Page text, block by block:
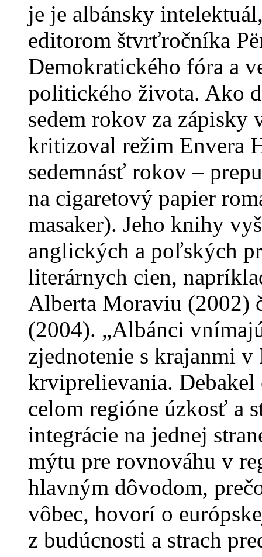
je je albánsky
editorom štvrťročníka
Demokratického fóra a
politického života. Ako
sedem rokov za
kritizoval režim Envera
sedemnásť rokov –
na cigaretový papier
masaker). Jeho knihy
anglických a poľských
literárnych cien,
Alberta Moraviu (2002)
(2004). „Albánci
zjednotenie s krajanmi v
krviprelievania.
celom regióne úzkosť a
integrácie na jednej
mýtu pre rovnováhu v
hlavným dôvodom,
vôbec, hovorí o
z budúcnosti a strach